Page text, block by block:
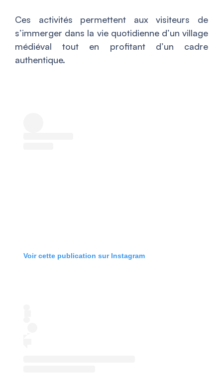
Ces activités permettent aux visiteurs de
s’immerger dans la vie quotidienne d’un village
médiéval tout en profitant d’un cadre
authentique.
Voir cette publication sur Instagram